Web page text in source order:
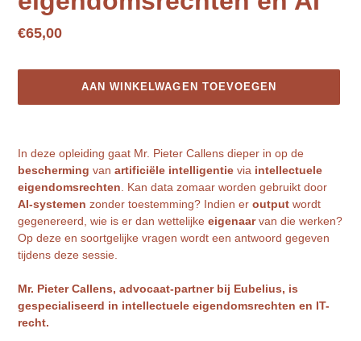
Normale
€65,00
AAN WINKELWAGEN TOEVOEGEN
winkelwagen
In deze opleiding gaat Mr. Pieter Callens dieper in op de
bescherming van artificiële intelligentie via intellectuele
eigendomsrechten. Kan data zomaar worden gebruikt door
AI-systemen zonder toestemming? Indien er output wordt
gegenereerd, wie is er dan wettelijke eigenaarvan die werken?
Op deze en soortgelijke vragen wordt een antwoord gegeven
tijdens deze sessie.
Mr. Pieter Callens, advocaat-partner bij Eubelius, is
gespecialiseerd in intellectuele eigendomsrechten en IT-
recht.